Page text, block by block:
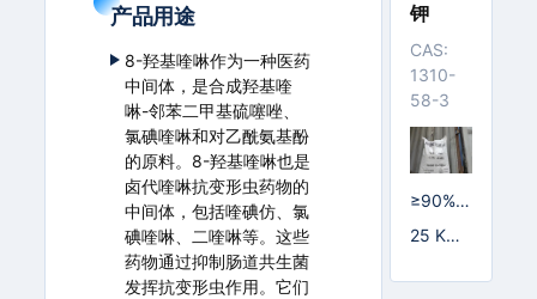
产品用途
8-羟基喹啉作为一种医药
中间体，是合成羟基喹
啉-邻苯二甲基硫噻唑、
氯碘喹啉和对乙酰氨基酚
的原料。8-羟基喹啉也是
卤代喹啉抗变形虫药物的
中间体，包括喹碘仿、氯
碘喹啉、二喹啉等。这些
药物通过抑制肠道共生菌
发挥抗变形虫作用。它们
钾
CAS:
1310-
58-3
≥90%
片状
25 KG/